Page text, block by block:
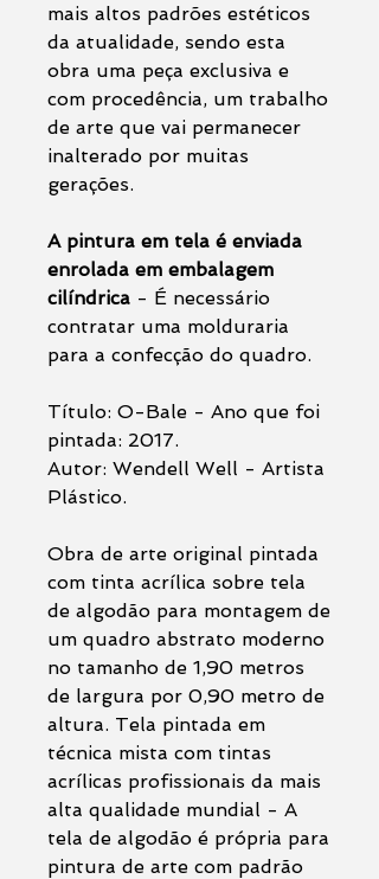
mais altos padrões estéticos
da atualidade, sendo esta
obra uma peça exclusiva e
com procedência, um trabalho
de arte que vai permanecer
inalterado por muitas
gerações.
A pintura em tela é enviada
enrolada em embalagem
cilíndrica - É necessário
contratar uma molduraria
para a confecção do quadro.
Título: O-Bale - Ano que foi
pintada: 2017.
Autor: Wendell Well - Artista
Plástico.
Obra de arte original pintada
com tinta acrílica sobre tela
de algodão para montagem de
um quadro abstrato moderno
no tamanho de 1,90 metros
de largura por 0,90 metro de
altura. Tela pintada em
técnica mista com tintas
acrílicas profissionais da mais
alta qualidade mundial - A
tela de algodão é própria para
pintura de arte com padrão